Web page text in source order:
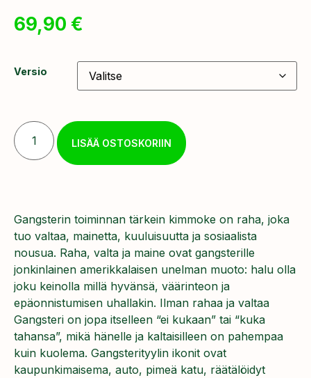
69,90 €
Versio
LISÄÄ OSTOSKORIIN
Gangsterin toiminnan tärkein kimmoke on raha, joka
tuo valtaa, mainetta, kuuluisuutta ja sosiaalista
nousua. Raha, valta ja maine ovat gangsterille
jonkinlainen amerikkalaisen unelman muoto: halu olla
joku keinolla millä hyvänsä, väärinteon ja
epäonnistumisen uhallakin. Ilman rahaa ja valtaa
Gangsteri on jopa itselleen “ei kukaan” tai “kuka
tahansa”, mikä hänelle ja kaltaisilleen on pahempaa
kuin kuolema. Gangsterityylin ikonit ovat
kaupunkimaisema, auto, pimeä katu, räätälöidyt